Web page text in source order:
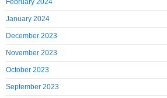
February 2024
January 2024
December 2023
November 2023
October 2023
September 2023